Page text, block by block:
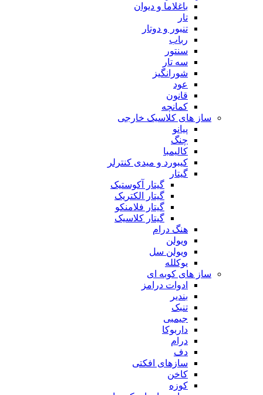
باغلاما و دیوان
تار
تنبور و دوتار
رباب
سنتور
سه تار
شورانگیز
عود
قانون
کمانچه
ساز های کلاسیک خارجی
پیانو
چنگ
کالیمبا
کیبورد و میدی کنترلر
گیتار
گیتار آکوستیک
گیتار الکتریک
گیتار فلامنکو
گیتار کلاسیک
هنگ درام
ویولن
ویولن سل
یوکلله
ساز های کوبه ای
ادوات درامز
بندیر
تنبک
جیمبی
داربوکا
درام
دف
سازهای افکتی
کاخن
کوزه